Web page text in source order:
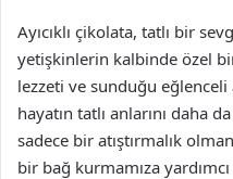
Ayıcıklı çikolata, tatlı bir
yetişkinlerin kalbinde özel
lezzeti ve sunduğu eğlenceli
hayatın tatlı anlarını daha
sadece bir atıştırmalık
bir bağ kurmamıza